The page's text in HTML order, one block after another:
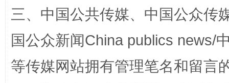
“蜀中异人”王建安的艺术幻境
三、中国公共传媒、中国公众传
国公众新闻China publics news/
等传媒网站拥有管理笔名和留言